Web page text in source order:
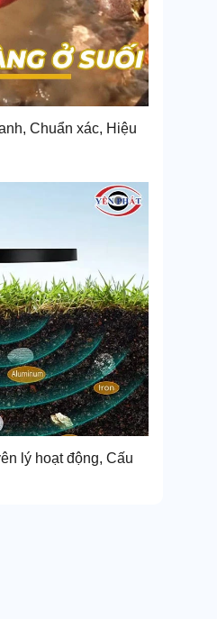
Chuẩn xác, Hiệu
lý hoạt động, Cấu